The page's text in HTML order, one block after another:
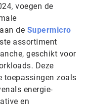
voegen de
de Supermicro
assortiment
geschikt voor
Deze
toepassingen zoals
energie-
en